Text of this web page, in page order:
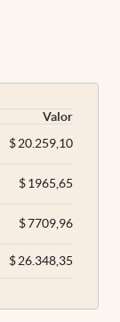
Valor
$20.259,10
$1965,65
$7709,96
$26.348,35